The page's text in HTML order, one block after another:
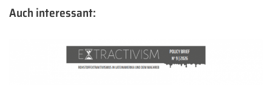
Auch interessant: